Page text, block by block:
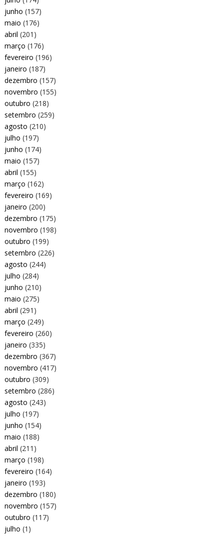
junho (157)
maio (176)
abril (201)
março (176)
fevereiro (196)
janeiro (187)
dezembro (157)
novembro (155)
outubro (218)
setembro (259)
agosto (210)
julho (197)
junho (174)
maio (157)
abril (155)
março (162)
fevereiro (169)
janeiro (200)
dezembro (175)
novembro (198)
outubro (199)
setembro (226)
agosto (244)
julho (284)
junho (210)
maio (275)
abril (291)
março (249)
fevereiro (260)
janeiro (335)
dezembro (367)
novembro (417)
outubro (309)
setembro (286)
agosto (243)
julho (197)
junho (154)
maio (188)
abril (211)
março (198)
fevereiro (164)
janeiro (193)
dezembro (180)
novembro (157)
outubro (117)
julho (1)